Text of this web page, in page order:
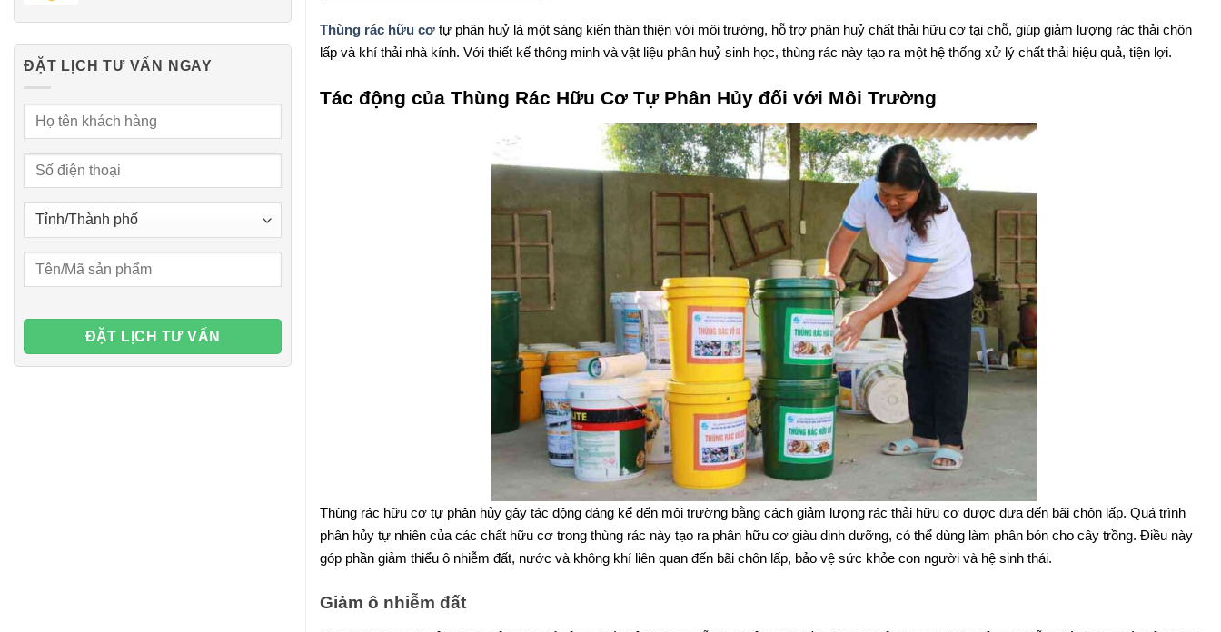
ĐẶT LỊCH TƯ VẤN NGAY
Thùng rác hữu cơ tự phân huỷ là một sáng kiến thân thiện với môi trường, hỗ trợ phân huỷ chất thải hữu cơ tại chỗ, giúp giảm lượng rác thải chôn
lấp và khí thải nhà kính. Với thiết kế thông minh và vật liệu phân huỷ sinh học, thùng rác này tạo ra một hệ thống xử lý chất thải hiệu quả, tiện lợi.
Tác động của Thùng Rác Hữu Cơ Tự Phân Hủy đối với Môi Trường
Thùng rác hữu cơ tự phân hủy gây tác động đáng kể đến môi trường bằng cách giảm lượng rác thải hữu cơ được đưa đến bãi chôn lấp. Quá trình
phân hủy tự nhiên của các chất hữu cơ trong thùng rác này tạo ra phân hữu cơ giàu dinh dưỡng, có thể dùng làm phân bón cho cây trồng. Điều này
góp phần giảm thiểu ô nhiễm đất, nước và không khí liên quan đến bãi chôn lấp, bảo vệ sức khỏe con người và hệ sinh thái.
Giảm ô nhiễm đất